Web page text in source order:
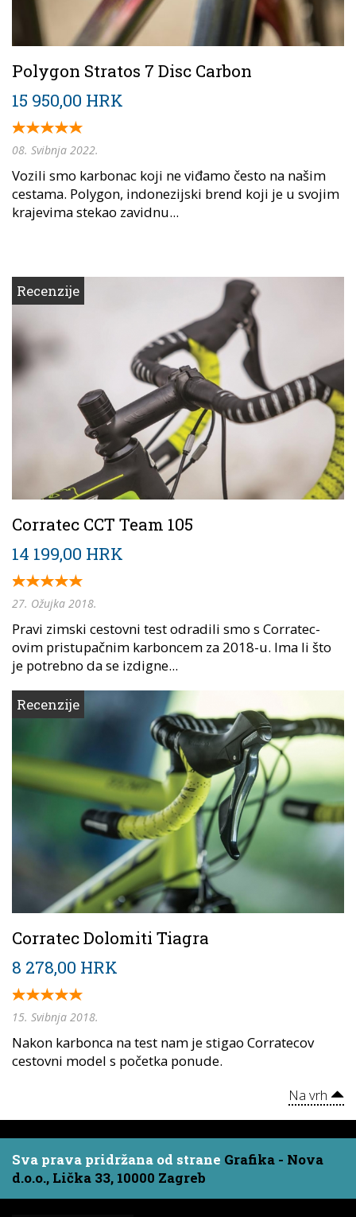
Polygon Stratos 7 Disc Carbon
15 950,00 HRK
08. Svibnja 2022.
Vozili smo karbonac koji ne viđamo često na našim
cestama. Polygon, indonezijski brend koji je u svojim
krajevima stekao zavidnu...
Recenzije
Corratec CCT Team 105
14 199,00 HRK
27. Ožujka 2018.
Pravi zimski cestovni test odradili smo s Corratec-
ovim pristupačnim karboncem za 2018-u. Ima li što
je potrebno da se izdigne...
Recenzije
Corratec Dolomiti Tiagra
8 278,00 HRK
15. Svibnja 2018.
Nakon karbonca na test nam je stigao Corratecov
cestovni model s početka ponude.
Na vrh
Sva prava pridržana od strane Grafika - Nova
d.o.o., Lička 33, 10000 Zagreb